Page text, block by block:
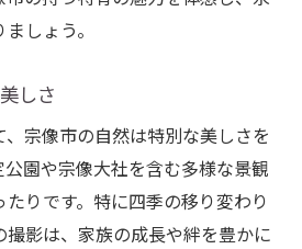
しょう。
しさ
宗像市の自然は特別な美しさを
園や宗像大社を含む多様な景観
りです。特に四季の移り変わり
撮影は、家族の成長や絆を豊かに